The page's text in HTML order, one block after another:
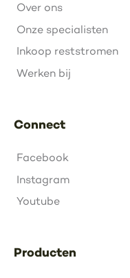
Over ons
Onze specialisten
Inkoop reststromen
Werken bij
Connect
Facebook
Instagram
Youtube
Producten